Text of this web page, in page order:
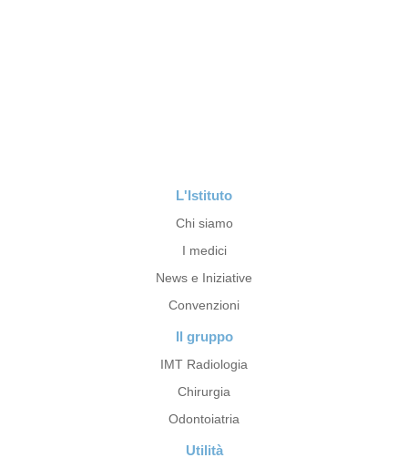
L'Istituto
Chi siamo
I medici
News e Iniziative
Convenzioni
Il gruppo
IMT Radiologia
Chirurgia
Odontoiatria
Utilità